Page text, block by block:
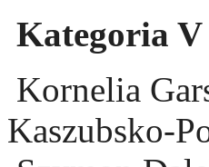
Kategoria V
Kornelia
Kaszubsko-